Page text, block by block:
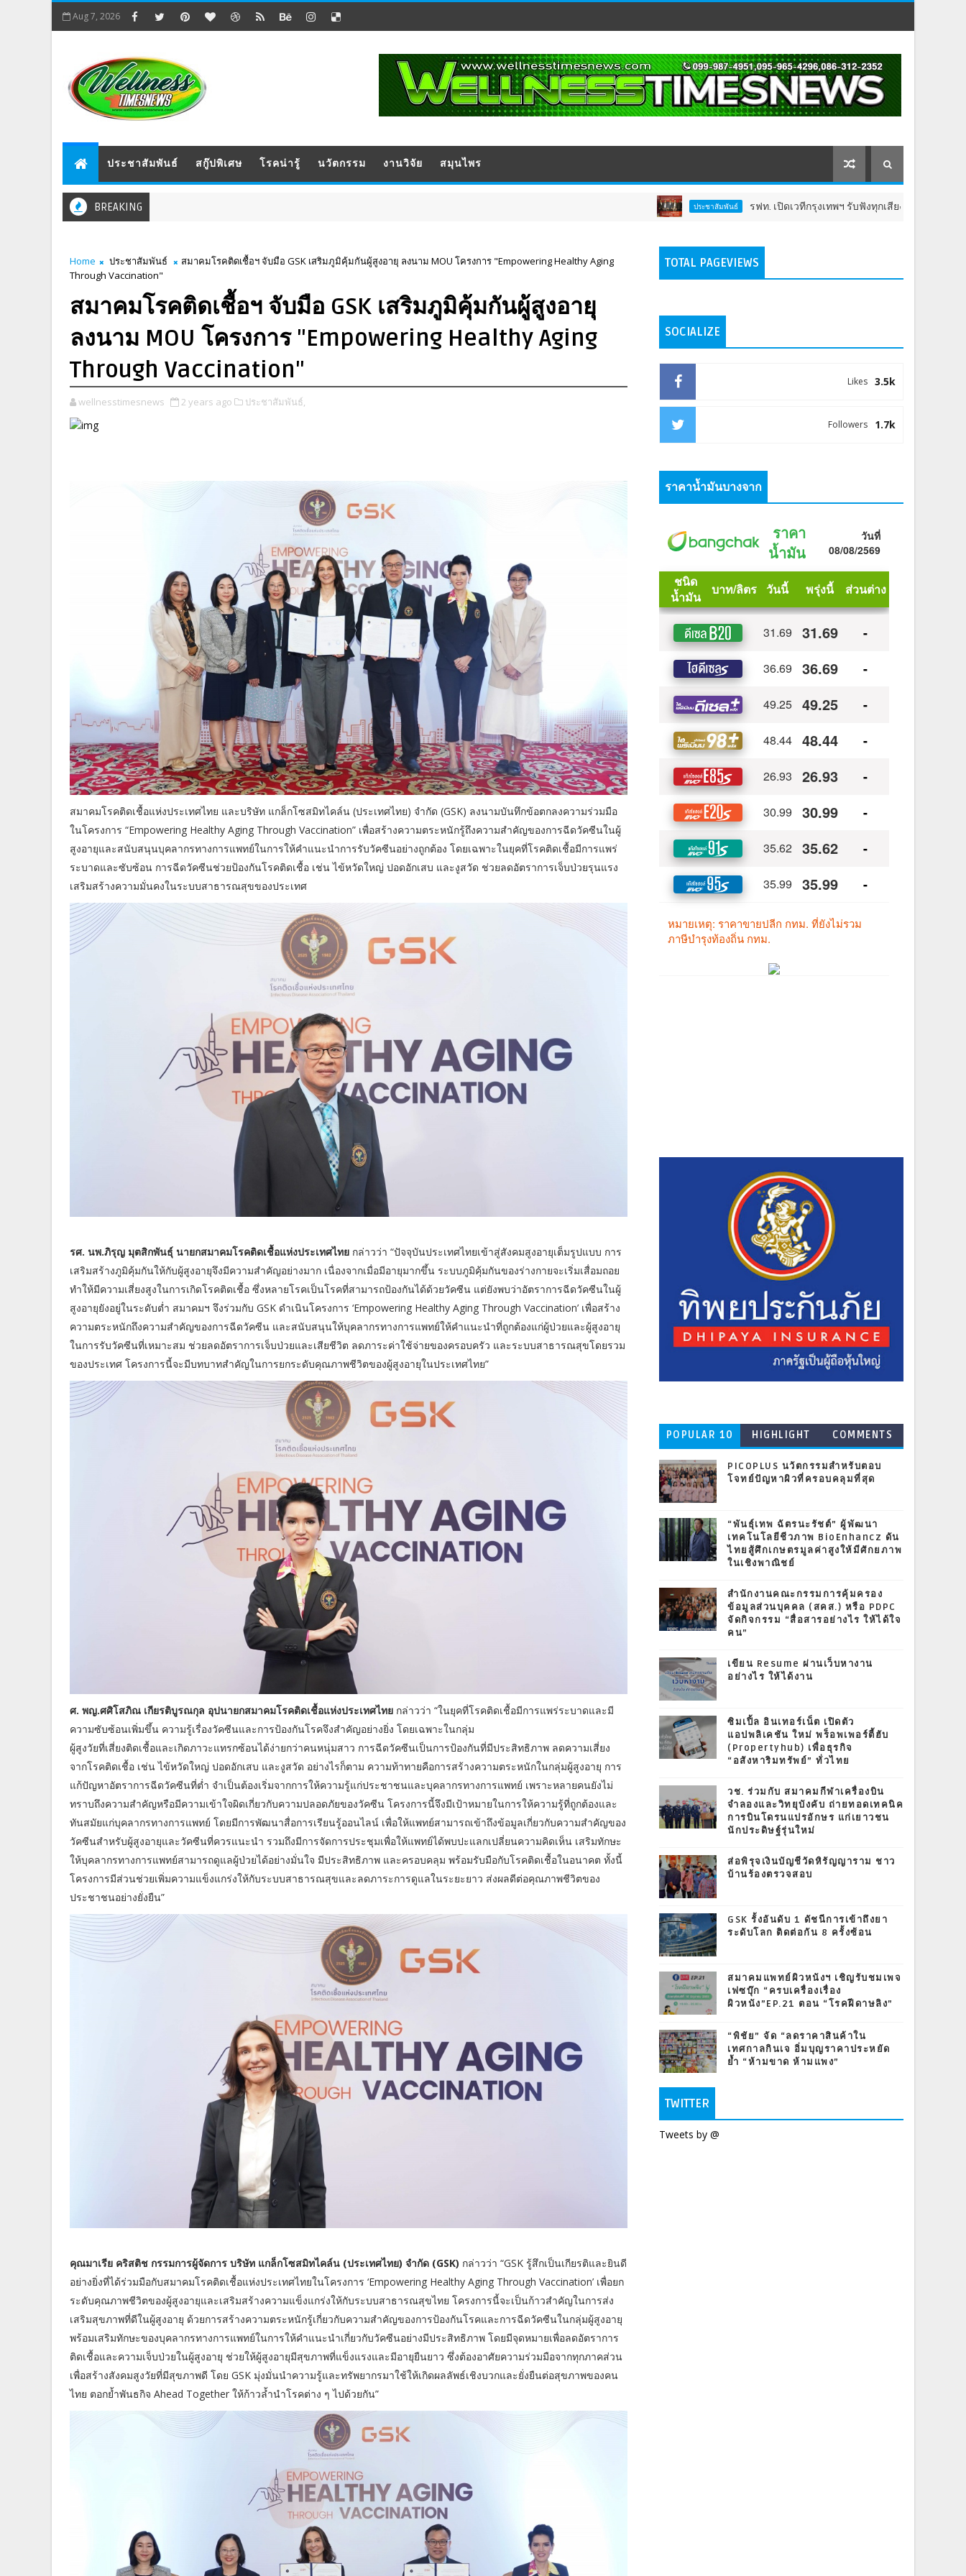
Aug 7, 2026
ประชาสัมพันธ์ สกู๊ปพิเศษ โรคน่ารู้ นวัตกรรม งานวิจัย สมุนไพร
BREAKING ประชาสัมพันธ์ รฟท. เปิดเวทีกรุงเทพฯ รับฟังทุกเสียงต่อโครงการรถไฟฟ้าวงเ
Home ประชาสัมพันธ์
สมาคมโรคติดเชื้อฯ จับมือ GSK เสริมภูมิคุ้มกันผู้สูงอายุ ลงนาม MOU โครงการ "Empowering Healthy Aging
Through Vaccination"
สมาคมโรคติดเชื้อฯ จับมือ GSK เสริมภูมิคุ้มกันผู้สูงอายุ
ลงนาม MOU โครงการ "Empowering Healthy Aging
Through Vaccination"
wellnesstimesnews 2 years ago ประชาสัมพันธ์,
สมาคมโรคติดเชื้อแห่งประเทศไทย และบริษัท แกล็กโซสมิทไคล์น (ประเทศไทย) จำกัด (GSK) ลงนามบันทึกข้อตกลงความร่วมมือ
ในโครงการ “Empowering Healthy Aging Through Vaccination” เพื่อสร้างความตระหนักรู้ถึงความสำคัญของการฉีดวัคซีนในผู้
สูงอายุและสนับสนุนบุคลากรทางการแพทย์ในการให้คำแนะนำการรับวัคซีนอย่างถูกต้อง โดยเฉพาะในยุคที่โรคติดเชื้อมีการแพร่
ระบาดและซับซ้อน การฉีดวัคซีนช่วยป้องกันโรคติดเชื้อ เช่น ไข้หวัดใหญ่ ปอดอักเสบ และงูสวัด ช่วยลดอัตราการเจ็บป่วยรุนแรง
เสริมสร้างความมั่นคงในระบบสาธารณสุขของประเทศ
รศ. นพ.ภิรุญ มุตสิกพันธุ์ นายกสมาคมโรคติดเชื้อแห่งประเทศไทย กล่าวว่า “ปัจจุบันประเทศไทยเข้าสู่สังคมสูงอายุเต็มรูปแบบ การ
เสริมสร้างภูมิคุ้มกันให้กับผู้สูงอายุจึงมีความสำคัญอย่างมาก เนื่องจากเมื่อมีอายุมากขึ้น ระบบภูมิคุ้มกันของร่างกายจะเริ่มเสื่อมถอย
ทำให้มีความเสี่ยงสูงในการเกิดโรคติดเชื้อ ซึ่งหลายโรคเป็นโรคที่สามารถป้องกันได้ด้วยวัคซีน แต่ยังพบว่าอัตราการฉีดวัคซีนในผู้
สูงอายุยังอยู่ในระดับต่ำ สมาคมฯ จึงร่วมกับ GSK ดำเนินโครงการ ‘Empowering Healthy Aging Through Vaccination’ เพื่อสร้าง
ความตระหนักถึงความสำคัญของการฉีดวัคซีน และสนับสนุนให้บุคลากรทางการแพทย์ให้คำแนะนำที่ถูกต้องแก่ผู้ป่วยและผู้สูงอายุ
ในการรับวัคซีนที่เหมาะสม ช่วยลดอัตราการเจ็บป่วยและเสียชีวิต ลดภาระค่าใช้จ่ายของครอบครัว และระบบสาธารณสุขโดยรวม
ของประเทศ โครงการนี้จะมีบทบาทสำคัญในการยกระดับคุณภาพชีวิตของผู้สูงอายุในประเทศไทย”
ศ. พญ.ศศิโสภิณ เกียรติบูรณกุล อุปนายกสมาคมโรคติดเชื้อแห่งประเทศไทย กล่าวว่า “ในยุคที่โรคติดเชื้อมีการแพร่ระบาดและมี
ความซับซ้อนเพิ่มขึ้น ความรู้เรื่องวัคซีนและการป้องกันโรคจึงสำคัญอย่างยิ่ง โดยเฉพาะในกลุ่ม
ผู้สูงวัยที่เสี่ยงติดเชื้อและเกิดภาวะแทรกซ้อนได้ง่ายกว่าคนหนุ่มสาว การฉีดวัคซีนเป็นการป้องกันที่มีประสิทธิภาพ ลดความเสี่ยง
จากโรคติดเชื้อ เช่น ไข้หวัดใหญ่ ปอดอักเสบ และงูสวัด อย่างไรก็ตาม ความท้าทายคือการสร้างความตระหนักในกลุ่มผู้สูงอายุ การ
แก้ปัญหาอัตราการฉีดวัคซีนที่ต่ำ จำเป็นต้องเริ่มจากการให้ความรู้แก่ประชาชนและบุคลากรทางการแพทย์ เพราะหลายคนยังไม่
ทราบถึงความสำคัญหรือมีความเข้าใจผิดเกี่ยวกับความปลอดภัยของวัคซีน โครงการนี้จึงมีเป้าหมายในการให้ความรู้ที่ถูกต้องและ
ทันสมัยแก่บุคลากรทางการแพทย์ โดยมีการพัฒนาสื่อการเรียนรู้ออนไลน์ เพื่อให้แพทย์สามารถเข้าถึงข้อมูลเกี่ยวกับความสำคัญของ
วัคซีนสำหรับผู้สูงอายุและวัคซีนที่ควรแนะนำ รวมถึงมีการจัดการประชุมเพื่อให้แพทย์ได้พบปะแลกเปลี่ยนความคิดเห็น เสริมทักษะ
ให้บุคลากรทางการแพทย์สามารถดูแลผู้ป่วยได้อย่างมั่นใจ มีประสิทธิภาพ และครอบคลุม พร้อมรับมือกับโรคติดเชื้อในอนาคต ทั้งนี้
โครงการมีส่วนช่วยเพิ่มความแข็งแกร่งให้กับระบบสาธารณสุขและลดภาระการดูแลในระยะยาว ส่งผลดีต่อคุณภาพชีวิตของ
ประชาชนอย่างยั่งยืน”
คุณมาเรีย คริสติช กรรมการผู้จัดการ บริษัท แกล็กโซสมิทไคล์น (ประเทศไทย) จำกัด (GSK) กล่าวว่า “GSK รู้สึกเป็นเกียรติและยินดี
อย่างยิ่งที่ได้ร่วมมือกับสมาคมโรคติดเชื้อแห่งประเทศไทยในโครงการ ‘Empowering Healthy Aging Through Vaccination’ เพื่อยก
ระดับคุณภาพชีวิตของผู้สูงอายุและเสริมสร้างความแข็งแกร่งให้กับระบบสาธารณสุขไทย โครงการนี้จะเป็นก้าวสำคัญในการส่ง
เสริมสุขภาพที่ดีในผู้สูงอายุ ด้วยการสร้างความตระหนักรู้เกี่ยวกับความสำคัญของการป้องกันโรคและการฉีดวัคซีนในกลุ่มผู้สูงอายุ
พร้อมเสริมทักษะของบุคลากรทางการแพทย์ในการให้คำแนะนำเกี่ยวกับวัคซีนอย่างมีประสิทธิภาพ โดยมีจุดหมายเพื่อลดอัตราการ
ติดเชื้อและความเจ็บป่วยในผู้สูงอายุ ช่วยให้ผู้สูงอายุมีสุขภาพที่แข็งแรงและมีอายุยืนยาว ซึ่งต้องอาศัยความร่วมมือจากทุกภาคส่วน
เพื่อสร้างสังคมสูงวัยที่มีสุขภาพดี โดย GSK มุ่งมั่นนำความรู้และทรัพยากรมาใช้ให้เกิดผลลัพธ์เชิงบวกและยั่งยืนต่อสุขภาพของคน
ไทย ตอกย้ำพันธกิจ Ahead Together ให้ก้าวล้ำนำโรคต่าง ๆ ไปด้วยกัน”
TOTAL PAGEVIEWS
SOCIALIZE
3.5k
Likes
1.7k
Followers
ราคาน้ำมันบางจาก
POPULAR 10 HIGHLIGHT COMMENTS
PICOPLUS นวัตกรรมสำหรับตอบ
โจทย์ปัญหาผิวที่ครอบคลุมที่สุด
“พันธุ์เทพ ฉัตรนะรัชต์” ผู้พัฒนา
เทคโนโลยีชีวภาพ BioEnhancz ดัน
ไทยสู้ศึกเกษตรมูลค่าสูงให้มีศักยภาพ
ในเชิงพาณิชย์
สำนักงานคณะกรรมการคุ้มครอง
ข้อมูลส่วนบุคคล (สคส.) หรือ PDPC
จัดกิจกรรม “สื่อสารอย่างไร ให้ได้ใจ
คน”
เขียน Resume ผ่านเว็บหางาน
อย่างไร ให้ได้งาน
ซิมเปิ้ล อินเทอร์เน็ต เปิดตัว
แอปพลิเคชัน ใหม่ พร็อพเพอร์ตี้ฮับ
(Propertyhub) เพื่อธุรกิจ
“อสังหาริมทรัพย์” ทั่วไทย
วช. ร่วมกับ สมาคมกีฬาเครื่องบิน
จำลองและวิทยุบังคับ ถ่ายทอดเทคนิค
การบินโดรนแปรอักษร แก่เยาวชน
นักประดิษฐ์รุ่นใหม่
ส่อพิรุจเงินบัญชีวัดหิรัญญาราม ชาว
บ้านร้องตรวจสอบ
GSK รั้งอันดับ 1 ดัชนีการเข้าถึงยา
ระดับโลก ติดต่อกัน 8 ครั้งซ้อน
สมาคมแพทย์ผิวหนังฯ เชิญรับชมเพจ
เฟซบุ๊ก “ครบเครื่องเรื่อง
ผิวหนัง”EP.21 ตอน “โรคฝีดาษลิง”
“พิชัย” จัด “ลดราคาสินค้าใน
เทศกาลกินเจ อิ่มบุญราคาประหยัด
ย้ำ “ห้ามขาด ห้ามแพง”
TWITTER
Tweets by @